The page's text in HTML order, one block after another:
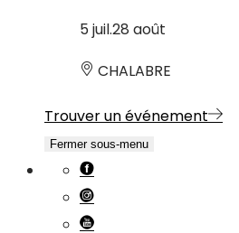
5 juil.28 août
CHALABRE
Trouver un événement
Fermer sous-menu